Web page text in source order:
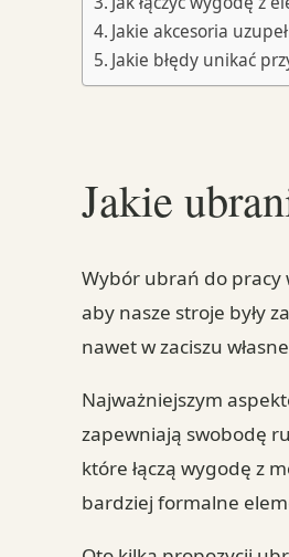
Jakie akcesoria
Jakie błędy unikać
Jakie
Wybór ubrań do pracy
aby nasze stroje były
nawet w zaciszu
Najważniejszym
zapewniają swobodę
które łączą wygodę z
bardziej formalne